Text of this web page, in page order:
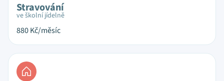
Stravování
ve školní jídelně
880Kč/měsíc